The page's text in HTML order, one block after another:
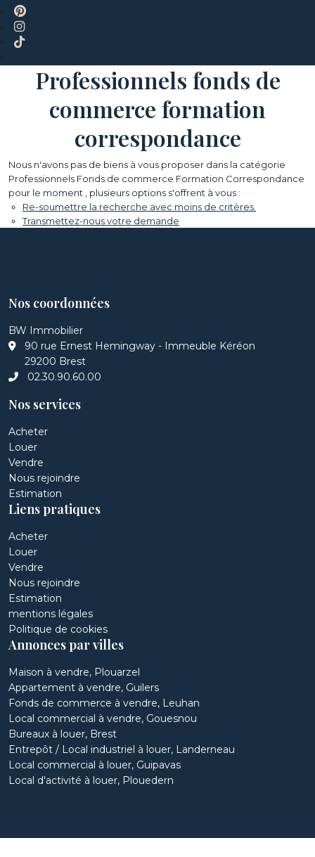
Professionnels fonds de
commerce formation
correspondance
Nous n'avons pas de biens à vous proposer dans la catégorie
Professionnels Fonds de commerce Formation Correspondance
pour le moment , plusieurs options s'offrent à vous :
Re-soumettre la recherche avec moins de critères.
Transmettez-nous votre demande
Nos coordonnées
BW Immobilier
90 rue Ernest Hemingway - Immeuble Kéréon
29200 Brest
02.30.90.60.00
Nos services
Acheter
Louer
Vendre
Nous rejoindre
Estimation
Liens pratiques
Acheter
Louer
Vendre
Nous rejoindre
Estimation
mentions légales
Politique de cookies
Annonces par villes
Maison à vendre, Plouarzel
Appartement à vendre, Guilers
Fonds de commerce à vendre, Leuhan
Local commercial à vendre, Gouesnou
Bureaux à louer, Brest
Entrepôt / Local industriel à louer, Landerneau
Local commercial à louer, Guipavas
Local d'activité à louer, Plouedern